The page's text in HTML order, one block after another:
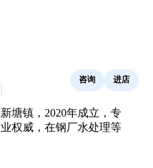
咨询 进店
塘镇，2020年成立，专
权威，在钢厂水处理等